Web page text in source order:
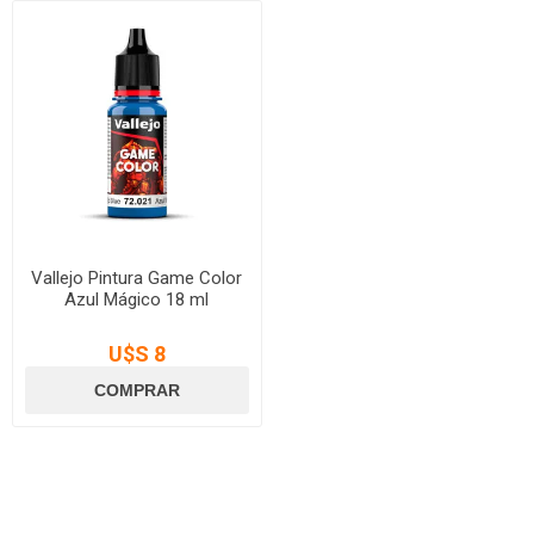
Vallejo Pintura Game Color
Azul Mágico 18 ml
U$S 8